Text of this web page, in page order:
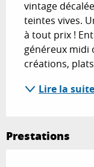
vintage
teintes vives.
à tout prix !
généreux midi
créations,
Lire la suite
Prestations